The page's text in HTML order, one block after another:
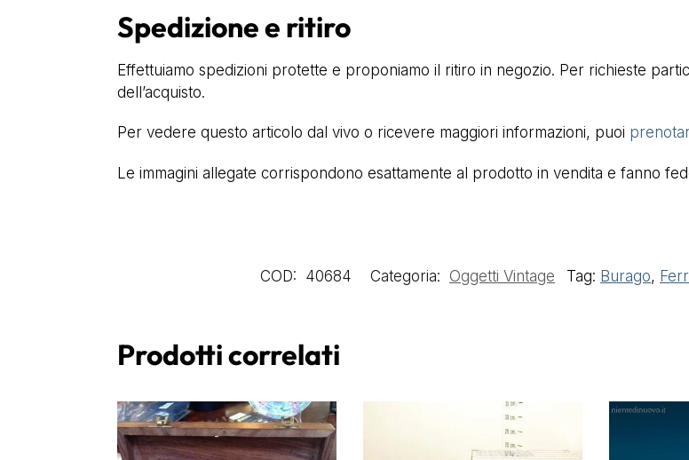
Spedizione e ritiro
Effettuiamo spedizioni protette e proponiamo il ritiro in negozio. Per richieste
dell’acquisto.
Per vedere questo articolo dal vivo o ricevere maggiori informazioni, puoi
Le immagini allegate corrispondono esattamente al prodotto in vendita e fanno
COD: 40684 Categoria: Oggetti Vintage Tag: Burago,
Prodotti correlati